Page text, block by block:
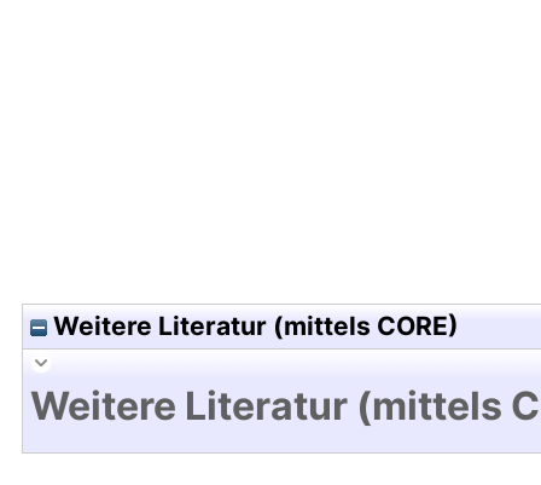
Weitere Literatur (mittels CORE)
Weitere Literatur (mittels